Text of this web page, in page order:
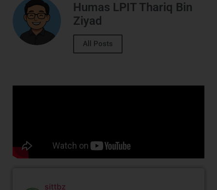
Humas LPIT Thariq Bin
Ziyad
All Posts
sittbz